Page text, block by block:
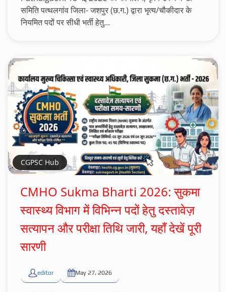
समिति पत्थलगांव जिला- जशपुर (छ.ग.) द्वारा भृत्य/चौकीदार के
नियमित पदों पर सीधी भर्ती हेतु...
CGPSC Hub
CMHO Sukma Bharti 2026: सुकमा
स्वास्थ्य विभाग में विभिन्न पदों हेतु दस्तावेज़
सत्यापन और परीक्षा तिथि जारी, यहाँ देखें पूरी
सारणी
editor May 27, 2026